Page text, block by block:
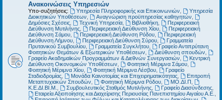
Ανακοινώσεις Υπηρεσιών
Υπο-συζητήσεις: Υπηρεσία Πληροφορικής και Επικοινωνιών
Υπηρεσία
Διοικητικών Υποθέσεων
Αναγνώριση προϋπηρεσίας καθηγητών
Δημόσιες Σχέσεις
Τεχνική Υπηρεσία, Βιβλιοθήκη,
Περιφερειακή
Διεύθυνση Μυτιλήνης
Περιφερειακή Διεύθυνση Χίου,
Περιφερειακή
Διεύθυνση Σάμου
Περιφερειακή Διεύθυνση Ρόδου,
Περιφερειακή
Διεύθυνση Λήμνου
Περιφερειακή Διεύθυνση Σύρου,
Γραμματεία
Πρυτανικού Συμβουλίου
Γραμματεία Συγκλήτου,
Γραφείο Αντιπρύτανη
Φοιτητικών Θεμάτων & Εξωτερικών Υποθέσεων
Διεύθυνση σπουδών
Γραφείο Ακαδημαϊκών Προγραμμάτων & Διεθνών Συνεργασιών
Κεντρική
Διεύθυνση Οικονομικών Υποθέσεων
Φοιτητική Μέριμνα Σάμου,
Φοιτητική Μέριμνα Χίου
Φοιτητική Μέριμνα Λέσβου,
Γραφείο
Σταδιοδρομίας
Μονάδα Καινοτομίας και Επιχειρηματικότητας,
Επιτροπή
Μεταπτυχιακών Σπουδών
Φοιτητική Μέριμνα Ρόδου, ΜΟ.ΔΙ.Π
Κ.Ε.ΔΙ.ΒΙ.Μ.
Συμβουλευτικός Σταθμός Μυτιλήνης, Γραφείο Διασύνδεσης,
Εταιρεία Αξιοποίησης και Διαχείρισης Περιουσίας Πανεπιστημίου Αιγαίου Α.Ε.